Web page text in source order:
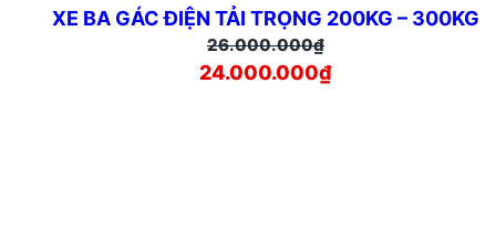
XE BA GÁC ĐIỆN TẢI TRỌNG 200KG – 300KG
26.000.000₫
Giá
gốc
24.000.000₫
Giá
hiện